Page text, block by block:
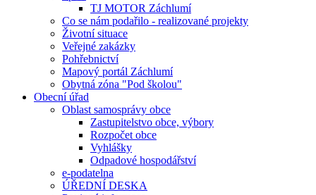
TJ MOTOR Záchlumí
Co se nám podařilo - realizované projekty
Životní situace
Veřejné zakázky
Pohřebnictví
Mapový portál Záchlumí
Obytná zóna "Pod školou"
Obecní úřad
Oblast samosprávy obce
Zastupitelstvo obce, výbory
Rozpočet obce
Vyhlášky
Odpadové hospodářství
e-podatelna
ÚŘEDNÍ DESKA